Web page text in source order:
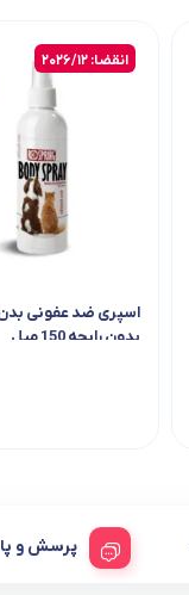
انقضا: 2026/12
اسپری ضد عفونی
بدون رایحه 150 میل
پرسش و